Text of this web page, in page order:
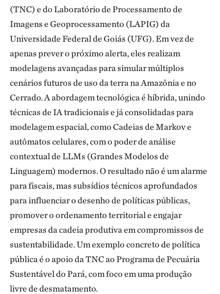
(TNC) e do Laboratório de Processamento de
Imagens e Geoprocessamento (LAPIG) da
Universidade Federal de Goiás (UFG). Em vez de
apenas prever o próximo alerta, eles realizam
modelagens avançadas para simular múltiplos
cenários futuros de uso da terra na Amazônia e no
Cerrado. A abordagem tecnológica é híbrida, unindo
técnicas de IA tradicionais e já consolidadas para
modelagem espacial, como Cadeias de Markov e
autômatos celulares, com o poder de análise
contextual de LLMs (Grandes Modelos de
Linguagem) modernos. O resultado não é um alarme
para fiscais, mas subsídios técnicos aprofundados
para influenciar o desenho de políticas públicas,
promover o ordenamento territorial e engajar
empresas da cadeia produtiva em compromissos de
sustentabilidade. Um exemplo concreto de política
pública é o apoio da TNC ao Programa de Pecuária
Sustentável do Pará, com foco em uma produção
livre de desmatamento.